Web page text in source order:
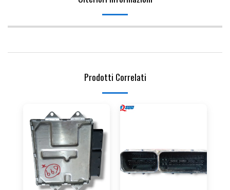
Prodotti Correlati